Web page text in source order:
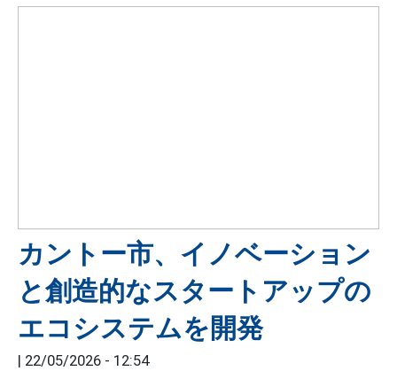
カントー市、イノベーション
と創造的なスタートアップの
エコシステムを開発
22/05/2026 - 12:54